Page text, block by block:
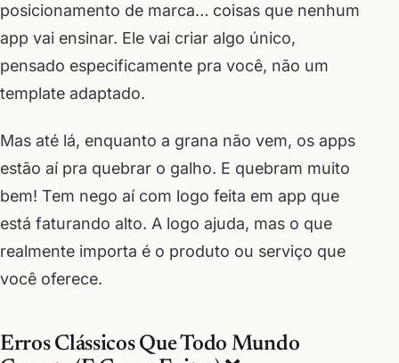
posicionamento de marca… coisas que nenhum
app vai ensinar. Ele vai criar algo único,
pensado especificamente pra você, não um
template adaptado.
Mas até lá, enquanto a grana não vem, os apps
estão aí pra quebrar o galho. E quebram muito
bem! Tem nego aí com logo feita em app que
está faturando alto. A logo ajuda, mas o que
realmente importa é o produto ou serviço que
você oferece.
Erros Clássicos Que Todo Mundo